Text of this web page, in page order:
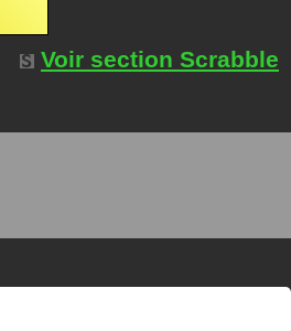
Voir section Scrabble